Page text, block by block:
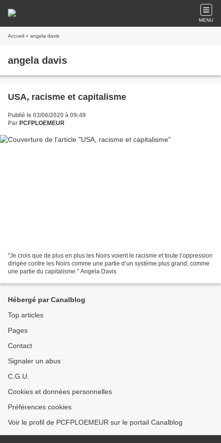
MENU
Accueil » angela davis
angela davis
USA, racisme et capitalisme
Publié le 03/06/2020 à 09:49
Par PCFPLOEMEUR
"Je crois que de plus en plus les Noirs voient le racisme et toute l’oppression
dirigée contre les Noirs comme une partie d’un système plus grand, comme
une partie du capitalisme." Angela Davis
Hébergé par Canalblog
Top articles
Pages
Contact
Signaler un abus
C.G.U.
Cookies et données personnelles
Préférences cookies
Voir le profil de PCFPLOEMEUR sur le portail Canalblog